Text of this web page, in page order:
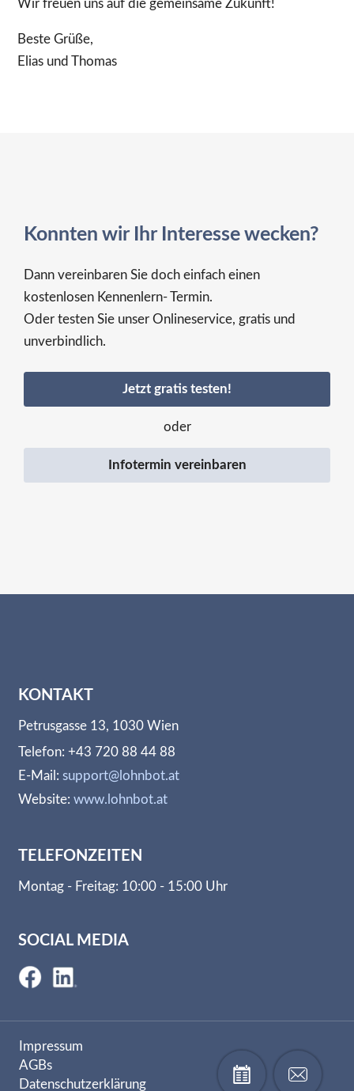
Wir freuen uns auf die gemeinsame Zukunft!
Beste Grüße,
Elias und Thomas
Konnten wir Ihr Interesse wecken?
Dann vereinbaren Sie doch einfach einen
kostenlosen Kennenlern- Termin.
Oder testen Sie unser Onlineservice, gratis und
unverbindlich.
Jetzt gratis testen!
oder
Infotermin vereinbaren
KONTAKT
Petrusgasse 13, 1030 Wien
Telefon: +43 720 88 44 88
E-Mail: support@lohnbot.at
Website: www.lohnbot.at
TELEFONZEITEN
Montag - Freitag: 10:00 - 15:00 Uhr
SOCIAL MEDIA
Impressum
AGBs
Datenschutzerklärung